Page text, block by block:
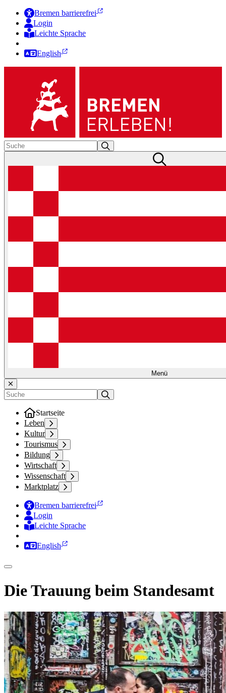
Bremen barrierefrei
Login
Leichte Sprache
English
Menü
Startseite
Leben
Kultur
Tourismus
Bildung
Wirtschaft
Wissenschaft
Marktplatz
Bremen barrierefrei
Login
Leichte Sprache
English
Die Trauung beim Standesamt